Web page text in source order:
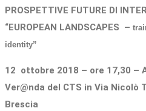
PROSPETTIVE FUTURE DI
“EUROPEAN LANDSCAPES –
identity”
12 ottobre 2018 – ore 17,30 –
Ver@nda del CTS in Via Nicolò
Brescia